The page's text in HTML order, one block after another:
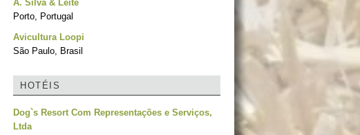
A. Silva & Leite
Porto, Portugal
Avicultura Loopi
São Paulo, Brasil
HOTÉIS
Dog`s Resort Com Representações e Serviços,
Ltda